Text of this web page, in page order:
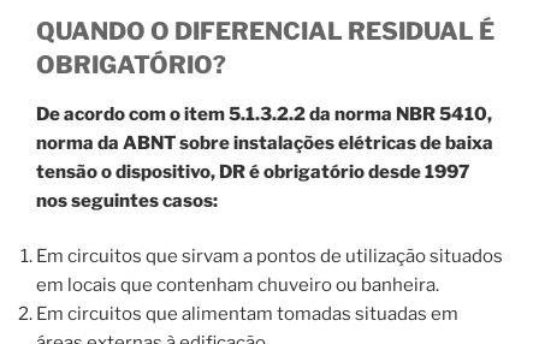
QUANDO O DIFERENCIAL RESIDUAL É
OBRIGATÓRIO?
De acordo com o item 5.1.3.2.2 da norma NBR 5410,
norma da ABNT sobre instalações elétricas de baixa
tensão o dispositivo, DR é obrigatório desde 1997
nos seguintes casos:
Em circuitos que sirvam a pontos de utilização situados
em locais que contenham chuveiro ou banheira.
Em circuitos que alimentam tomadas situadas em